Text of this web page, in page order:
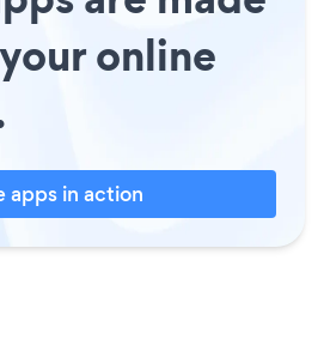
online
apps in action